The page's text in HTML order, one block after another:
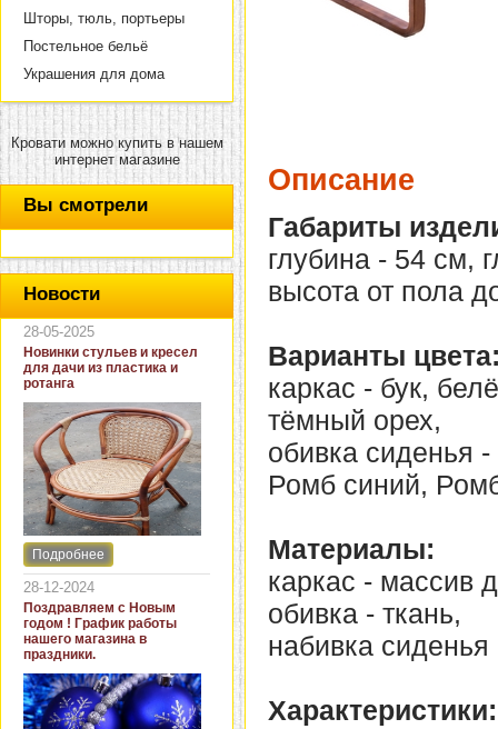
Шторы, тюль, портьеры
Постельное бельё
Украшения для дома
Кровати можно купить в нашем
интернет магазине
Вы смотрели
Новости
28-05-2025
Новинки стульев и кресел
для дачи из пластика и
ротанга
Интернет-магазин "Кровать
и диван" представляет
новинки стульев и кресел
для дачи. В ассортименте
представлены как
бюджетные модели из
пластика для дачи, так и
кресла для загородных
домов из натурального и
искусственного ротанга.
Подробнее
28-12-2024
Поздравляем с Новым
годом ! График работы
нашего магазина в
праздники.
Описание
Габариты
глубина - 54 см,
высота от пола
Варианты
каркас - бук,
тёмный орех,
обивка сиденья
Ромб синий,
Материалы:
каркас - массив
обивка - ткань,
набивка
Характеристики: